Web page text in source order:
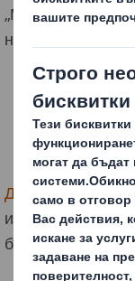
„Месомания“,
на виното“,
Ди Ес Смитбе
иновативните и